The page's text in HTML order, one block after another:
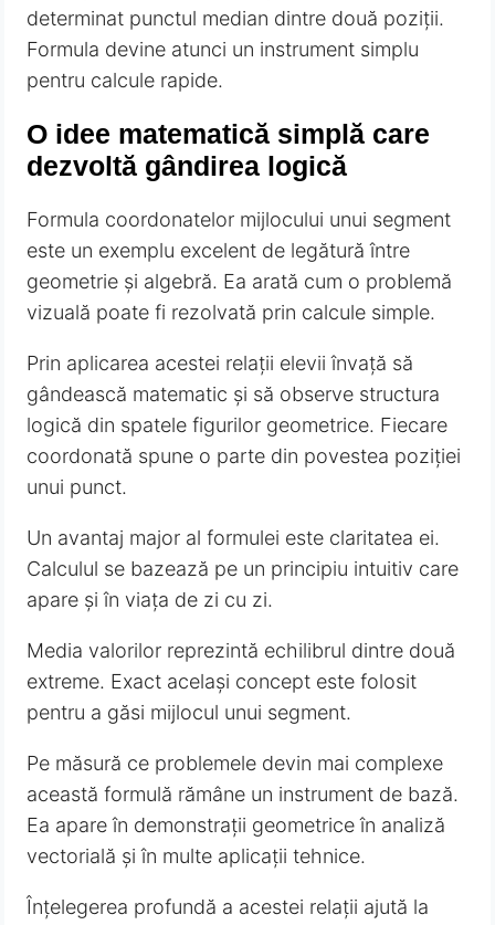
determinat punctul median dintre două poziții.
Formula devine atunci un instrument simplu
pentru calcule rapide.
O idee matematică simplă care
dezvoltă gândirea logică
Formula coordonatelor mijlocului unui segment
este un exemplu excelent de legătură între
geometrie și algebră. Ea arată cum o problemă
vizuală poate fi rezolvată prin calcule simple.
Prin aplicarea acestei relații elevii învață să
gândească matematic și să observe structura
logică din spatele figurilor geometrice. Fiecare
coordonată spune o parte din povestea poziției
unui punct.
Un avantaj major al formulei este claritatea ei.
Calculul se bazează pe un principiu intuitiv care
apare și în viața de zi cu zi.
Media valorilor reprezintă echilibrul dintre două
extreme. Exact același concept este folosit
pentru a găsi mijlocul unui segment.
Pe măsură ce problemele devin mai complexe
această formulă rămâne un instrument de bază.
Ea apare în demonstrații geometrice în analiză
vectorială și în multe aplicații tehnice.
Înțelegerea profundă a acestei relații ajută la